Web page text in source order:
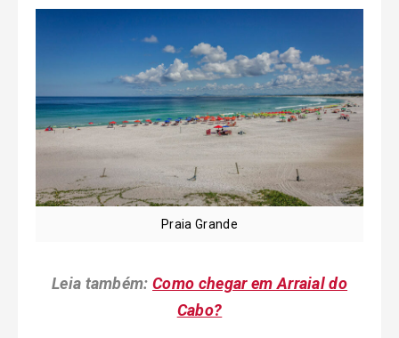
Praia Grande
Leia também: Como chegar em Arraial do
Cabo?